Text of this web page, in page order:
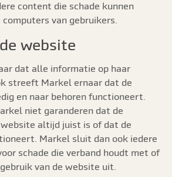
content die schade kunnen
van gebruikers.
website
dat alle informatie op haar
streeft Markel ernaar dat de
en naar behoren functioneert.
niet garanderen dat de
altijd juist is of dat de
Markel sluit dan ook iedere
schade die verband houdt met of
van de website uit.